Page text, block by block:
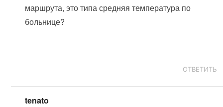
маршрута, это типа средняя температура по
больнице?
ОТВЕТИТЬ
tenato